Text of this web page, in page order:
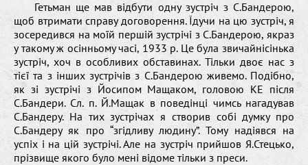
Гетьман ще мав відбути одну зустріч з С.Бандерою,
щоб втримати справу договорення. Їдучи на цю зустріч, я
зосередився на моїй першій зустрічі з С.Бандерою, якраз
у такому ж осінньому часі, 1933 р. Це була звичайнісінька
зустріч, хоч в особливих обставинах. Тільки двоє нас з
тієї та з інших зустрічів з С.Бандерою живемо. Подібно,
як зі зустрічі з Йосипом Мащаком, головою КЕ після
С.Бандери. Сл. п. Й.Мащак в поведінці чимсь нагадував
С.Бандеру. На тих зустрічах я створив собі думку про
С.Бандеру як про “згідливу людину”. Тому надіявся на
успіх і на цій зустрічі. Але на зустріч прийшов Я.Стецько,
прізвище якого було мені відоме тільки з преси.